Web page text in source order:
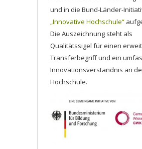
und in die Bund-Länder-
„Innovative Hochschule“
Die Auszeichnung steht als
Qualitätssigel für einen
Transferbegriff und ein
Innovationsverständnis an
Hochschule.